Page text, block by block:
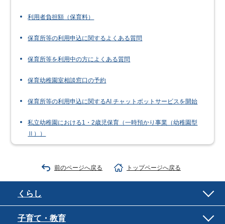
利用者負担額（保育料）
保育所等の利用申込に関するよくある質問
保育所等を利用中の方によくある質問
保育幼稚園室相談窓口の予約
保育所等の利用申込に関するAI チャットボットサービスを開始
私立幼稚園における1・2歳児保育（一時預かり事業（幼稚園型
Ⅱ））
前のページへ戻る トップページへ戻る
くらし
子育て・教育